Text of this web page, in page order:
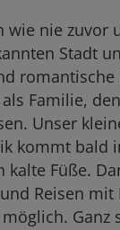
wie nie zuvor
Stadt
romantische
Familie,
Unser
kommt bald
Füße.
Reisen
Ganz